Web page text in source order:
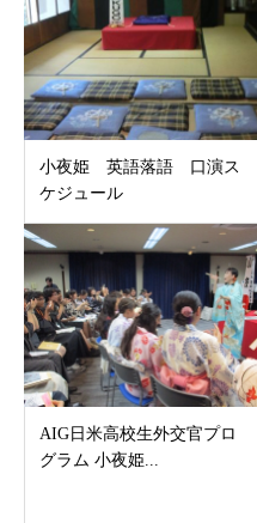
小夜姫 英語落語 口演ス
ケジュール
AIG日米高校生外交官プロ
グラム 小夜姫...